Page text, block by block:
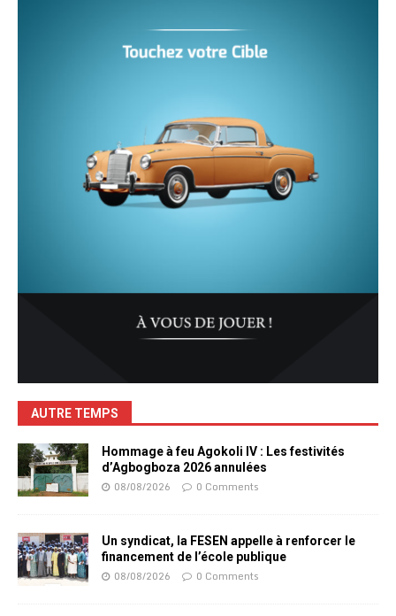
AUTRE TEMPS
Hommage à feu Agokoli IV : Les festivités
d’Agbogboza 2026 annulées
08/08/2026 0 Comments
Un syndicat, la FESEN appelle à renforcer le
financement de l’école publique
08/08/2026 0 Comments